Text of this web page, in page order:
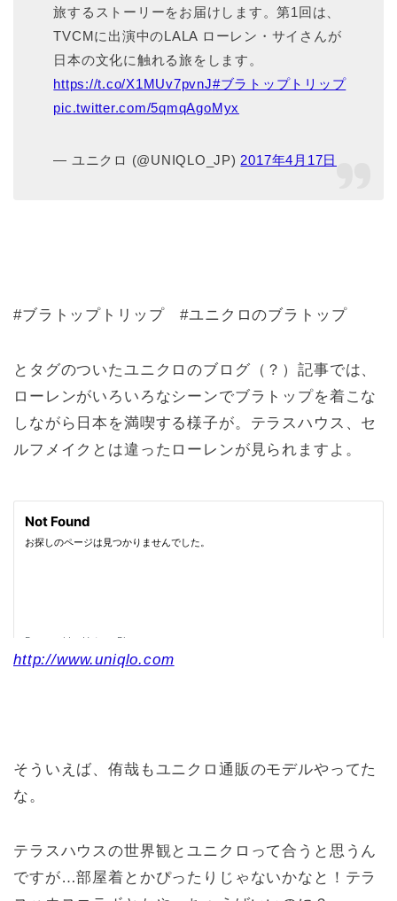
旅するストーリーをお届けします。第1回は、
TVCMに出演中のLALA ローレン・サイさんが
日本の文化に触れる旅をします。
https://t.co/X1MUv7pvnJ#ブラトップトリップ
pic.twitter.com/5qmqAgoMyx
— ユニクロ (@UNIQLO_JP) 2017年4月17日
#ブラトップトリップ #ユニクロのブラトップ
とタグのついたユニクロのブログ（？）記事では、
ローレンがいろいろなシーンでブラトップを着こな
しながら日本を満喫する様子が。テラスハウス、セ
ルフメイクとは違ったローレンが見られますよ。
http://www.uniqlo.com
そういえば、侑哉もユニクロ通販のモデルやってた
な。
テラスハウスの世界観とユニクロって合うと思うん
ですが…部屋着とかぴったりじゃないかなと！テラ